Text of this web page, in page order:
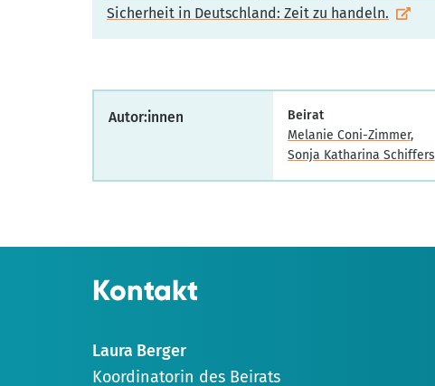
Sicherheit in Deutschland: Zeit zu handeln.
Autor:innen
Beirat
Melanie Coni-Zimmer
Sonja Katharina Schiffers
Kontakt
Laura Berger
Koordinatorin des Beirats